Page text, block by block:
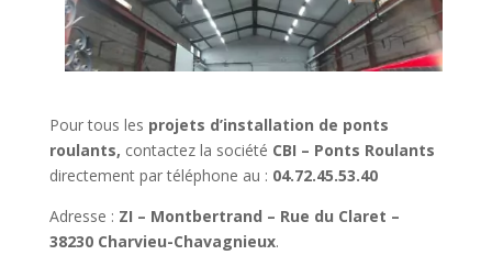
Pour tous les projets d’installation de ponts
roulants, contactez la société CBI – Ponts Roulants
directement par téléphone au : 04.72.45.53.40
Adresse : ZI – Montbertrand – Rue du Claret –
38230 Charvieu-Chavagnieux.